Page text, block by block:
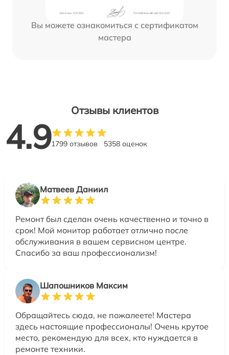
Вы можете ознакомиться с сертификатом
мастера
Отзывы клиентов
4.91799 отзывов 5358 оценок
Матвеев Даниил
Ремонт был сделан очень качественно и точно в
срок! Мой монитор работает отлично после
обслуживания в вашем сервисном центре.
Спасибо за ваш профессионализм!
Шапошников Максим
Обращайтесь сюда, не пожалеете! Мастера
здесь настоящие профессионалы! Очень крутое
место, рекомендую для всех, кто нуждается в
ремонте техники.